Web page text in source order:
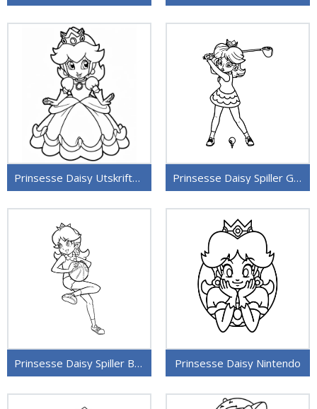
Prinsesse Daisy Utskriftbar Prinsesse Daisy Spiller Golf
Prinsesse Daisy Spiller Basket Prinsesse Daisy Nintendo